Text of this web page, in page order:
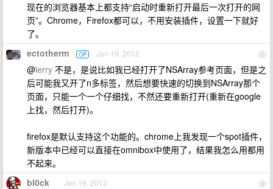
现在的浏览器基本上都支持“启动时重新打开最后一次打开的网
页”。Chrome，Firefox都可以，不用安装插件，设置一下就好
了。
2
ectotherm OP Jan 19, 2012
@lerry 不是，是说比如我已经打开了NSArray参考页面，但是之
后可能我又开了n多标签，然后想要快速的切换到NSArray那个
页面，只能一个一个仔细找，不然还要重新打开(重新在google
上找，然后打开)。
firefox是默认支持这个功能的。chrome上我发现一个spot插件，
新版本中已经可以直接在omnibox中使用了，结果我怎么用都用
不起来。
3
bl0ck Jan 19, 2012